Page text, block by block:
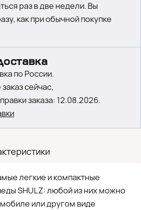
легкие и компактные
SHULZ: любой из них можно
или другом виде
раз в две недели. Вы
как при обычной покупке
по России.
сейчас,
заказа: 12.08.2026.